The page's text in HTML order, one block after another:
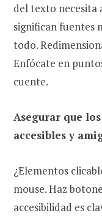
del texto necesita
significan fuentes
todo.
Enfócate en
cuente.
Asegurar que
accesibles y
¿Elementos
mouse. Haz
accesibilidad es